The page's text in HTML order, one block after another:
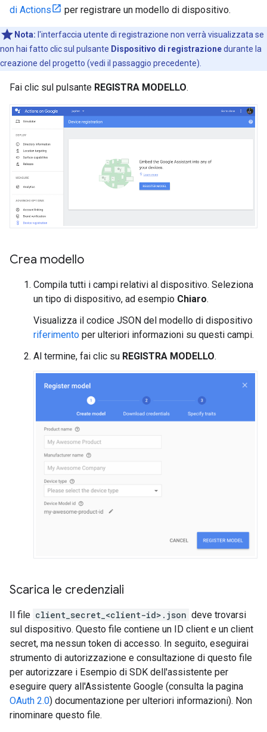
di Actions
per registrare un modello di dispositivo.
Nota: l'interfaccia utente di registrazione non verrà visualizzata se
non hai fatto clic sul pulsante Dispositivo di registrazionedurante la
creazione del progetto (vedi il passaggio precedente).
Fai clic sul pulsante REGISTRA MODELLO.
Crea modello
Compila tutti i campi relativi al dispositivo. Seleziona
un tipo di dispositivo, ad esempio Chiaro.
Visualizza il codice JSON del modello di dispositivo
riferimento per ulteriori informazioni su questi campi.
Al termine, fai clic su REGISTRA MODELLO.
Scarica le credenziali
Il file client_secret_<client-id>.json deve trovarsi
sul dispositivo. Questo file contiene un ID client e un client
secret, ma nessun token di accesso. In seguito, eseguirai
strumento di autorizzazione e consultazione di questo file
per autorizzare i Esempio di SDK dell'assistente per
eseguire query all'Assistente Google (consulta la pagina
OAuth 2.0) documentazione per ulteriori informazioni). Non
rinominare questo file.